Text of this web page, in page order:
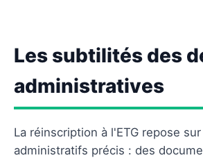
Les subtilités des
administratives
La réinscription à l'ETG repose
administratifs précis : des